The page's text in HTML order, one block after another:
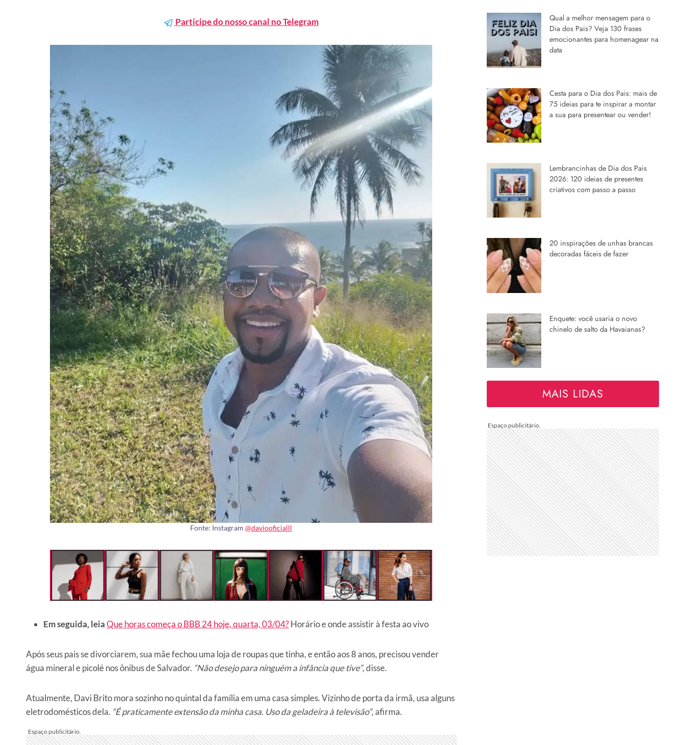
Participe do nosso canal no Telegram
Fonte: Instagram@daviooficialll
Em seguida, leiaQue horas começa o BBB 24 hoje, quarta, 03/04?Horário e onde assistir à festa ao vivo
Após seus pais se divorciarem, sua mãe fechou uma loja de roupas que tinha, e então aos 8 anos, precisou vender
água mineral e picolé nos ônibus de Salvador. “Não desejo para ninguém a infância que tive”, disse.
Atualmente, Davi Brito mora sozinho no quintal da família em uma casa simples. Vizinho de porta da irmã, usa alguns
eletrodomésticos dela. “É praticamente extensão da minha casa. Uso da geladeira à televisão”, afirma.
Qual a melhor mensagem para o
Dia dos Pais? Veja 130 frases
emocionantes para homenagear na
data
Cesta para o Dia dos Pais: mais de
75 ideias para te inspirar a montar
a sua para presentear ou vender!
Lembrancinhas de Dia dos Pais
2026: 120 ideias de presentes
criativos com passo a passo
20 inspirações de unhas brancas
decoradas fáceis de fazer
Enquete: você usaria o novo
chinelo de salto da Havaianas?
MAIS LIDAS